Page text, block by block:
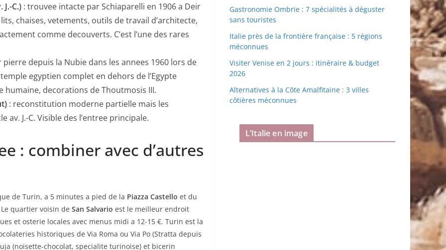
C.) : trouvee intacte par Schiaparelli en 1906 a Deir
chaises, vetements, outils de travail d’architecte,
comme decouverts. C’est l’une des rares
depuis la Nubie dans les annees 1960 lors de
egyptien complet en dehors de l’Egypte
humaine, decorations de Thoutmosis III.
: reconstitution moderne partielle mais les
J.-C. Visible des l’entree principale.
: combiner avec d’autres
de Turin, a 5 minutes a pied de la Piazza Castello et du
quartier voisin de San Salvario est le meilleur endroit
et osterie locales avec menus midi a 12-15 €. Turin est la
historiques de Via Roma ou Via Po (Stratta depuis
(noisette-chocolat, specialite turinoise) et bicerin
Gastronomie Ombrie : 7 spécialités à déguster
sans touristes
Italie près de la frontière française : 5 régions
méconnues
Visiter Venise en 2 jours : itinéraire & budget
2026
Alternatives à la Côte Amalfitaine : 3 villes
côtières méconnues
L’Italie en image